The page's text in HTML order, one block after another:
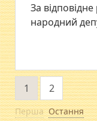
За
народний
Перша
1 2
Остання